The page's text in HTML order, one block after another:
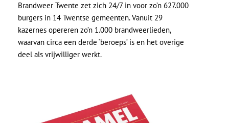
Brandweer Twente zet zich 24/7 in voor zo’n 627.000
burgers in 14 Twentse gemeenten. Vanuit 29
kazernes opereren zo’n 1.000 brandweerlieden,
waarvan circa een derde ‘beroeps’ is en het overige
deel als vrijwilliger werkt.